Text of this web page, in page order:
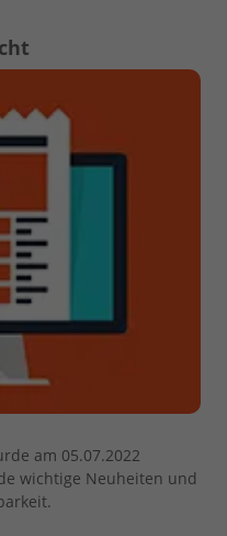
am 05.07.2022
wichtige Neuheiten und